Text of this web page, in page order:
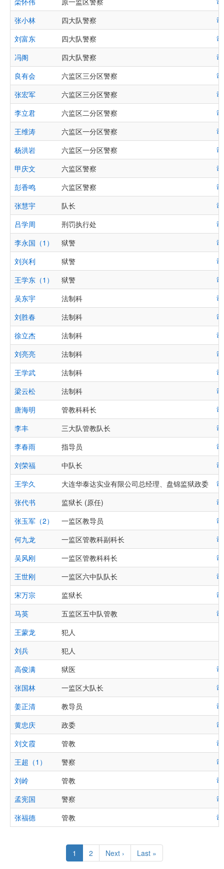
张小林
四大队警察
刘富东
四大队警察
冯阁
四大队警察
良有会
六监区三分区警察
张宏军
六监区三分区警察
李立君
六监区二分区警察
王维涛
六监区一分区警察
杨洪岩
六监区一分区警察
甲庆文
六监区警察
彭香鸣
六监区警察
张慧宇
队长
吕学周
刑罚执行处
李永国（1）
狱警
刘兴利
狱警
王学东（1）
狱警
吴东宇
法制科
刘胜春
法制科
徐立杰
法制科
刘亮亮
法制科
王学武
法制科
梁云松
法制科
唐海明
管教科科长
李丰
三大队管教队长
李春雨
指导员
刘荣福
中队长
王学久
大连华泰达实业有限公司总经理、盘锦监狱政委
张代书
监狱长 (原任)
张玉军（2）
一监区教导员
何九龙
一监区管教科副科长
吴风刚
一监区管教科科长
王世刚
一监区六中队队长
宋万宗
监狱长
马英
五监区五中队管教
王蒙龙
犯人
刘兵
犯人
高俊满
狱医
张国林
一监区大队长
姜正清
教导员
黄忠庆
政委
刘文霞
管教
王超（1）
警察
刘岭
管教
孟宪国
警察
张福德
管教
Current
page
1 Page
2
Next
page
Next ›
Last
page
Last »